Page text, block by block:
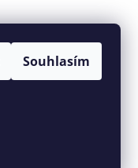
Souhlasím